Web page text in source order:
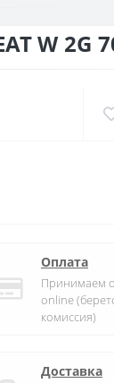
W 2G
Оплата
Принимаем
online
комиссия)
Доставка